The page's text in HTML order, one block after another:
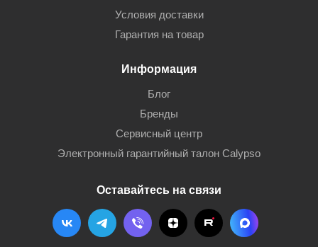
Условия доставки
Гарантия на товар
Информация
Блог
Бренды
Сервисный центр
Электронный гарантийный талон Calypso
Оставайтесь на связи